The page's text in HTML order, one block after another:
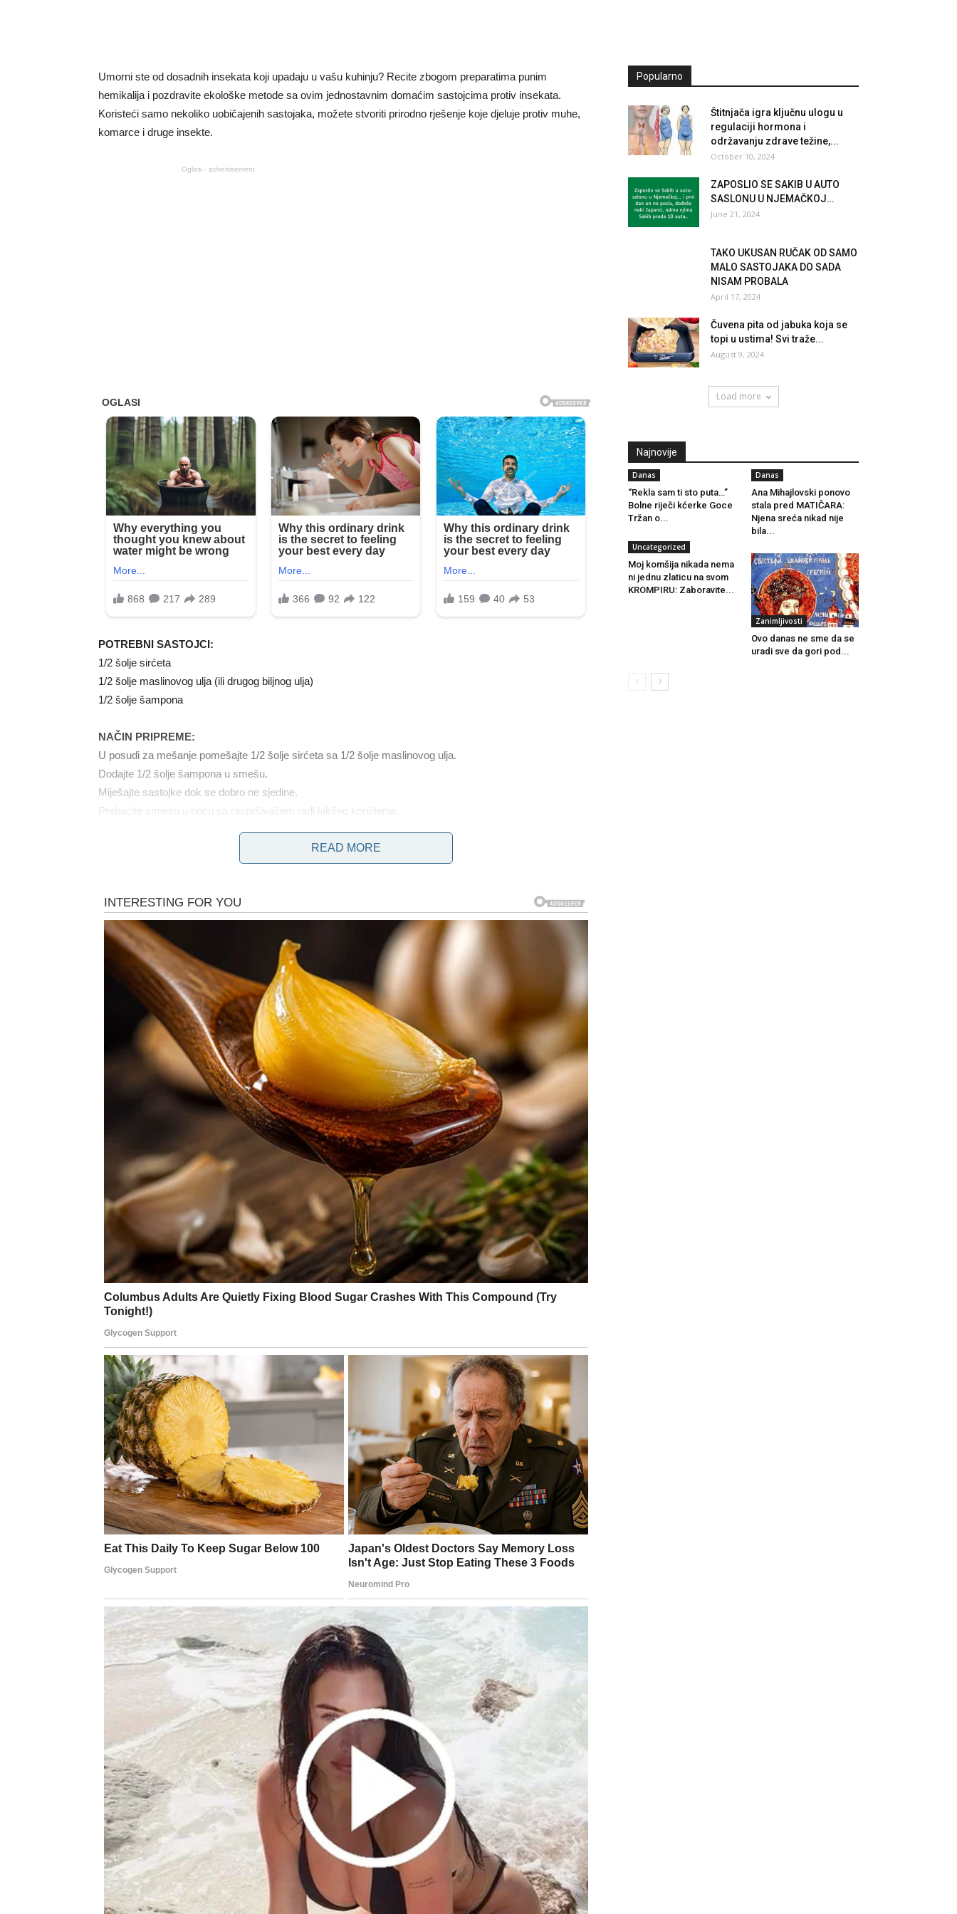
Umorni ste od dosadnih insekata koji upadaju u vašu kuhinju? Recite zbogom preparatima punim
hemikalija i pozdravite ekološke metode sa ovim jednostavnim domaćim sastojcima protiv insekata.
Koristeći samo nekoliko uobičajenih sastojaka, možete stvoriti prirodno rješenje koje djeluje protiv muhe,
komarce i druge insekte.
Oglasi - advertisement
POTREBNI SASTOJCI:
1/2 šolje sirćeta
1/2 šolje maslinovog ulja (ili drugog biljnog ulja)
1/2 šolje šampona
NAČIN PRIPREME:
U posudi za mešanje pomešajte 1/2 šolje sirćeta sa 1/2 šolje maslinovog ulja.
Dodajte 1/2 šolje šampona u smešu.
Miješajte sastojke dok se dobro ne sjedine.
Prebacite smjesu u bocu sa raspršivačem radi lakšeg korištenja.
UPOTREBA:
Bocu sa raspršivačem dobro protresite prije svake upotrebe.
Sprej repelent u područjima gdje su prisutni insekti, kao što su kuhinja ili prostori za sjedenje na otvorenom.
Po potrebi ponovo nanesite repelent, posebno nakon čišćenja ili kada pada kiša.
NAPOMENA:
Iako je ovaj repelent napravljen od prirodnih sastojaka, najbolje je prvo ga testirati na maloj površini kako
biste provjerili ima li neželjenih reakcija. Držite boce sa raspršivačem van domašaja djece i kućnih
ljubimaca i izbjegavajte prskanje direktno na hranu ili površine za pripremu hrane.
Uz ovaj domaći repelent protiv insekata, možete uživati ​​u kuhinji bez buba i vanjskom prostoru bez brige o
štetnim kemikalijama. Probajte i gledajte kako ti dosadni insekti nestaju!
READ MORE
Popularno
Štitnjača igra ključnu ulogu u
regulaciji hormona i
održavanju zdrave težine,...
October 10, 2024
ZAPOSLIO SE SAKIB U AUTO
SASLONU U NJEMAČKOJ…
June 21, 2024
TAKO UKUSAN RUČAK OD SAMO
MALO SASTOJAKA DO SADA
NISAM PROBALA
April 17, 2024
Čuvena pita od jabuka koja se
topi u ustima! Svi traže...
August 9, 2024
Load more
Najnovije
Danas
“Rekla sam ti sto puta…”
Bolne riječi kćerke Goce
Tržan o...
Danas
Ana Mihajlovski ponovo
stala pred MATIČARA:
Njena sreća nikad nije
bila...
Uncategorized
Moj komšija nikada nema
ni jednu zlaticu na svom
KROMPIRU: Zaboravite...
Zanimljivosti
Ovo danas ne sme da se
uradi sve da gori pod...